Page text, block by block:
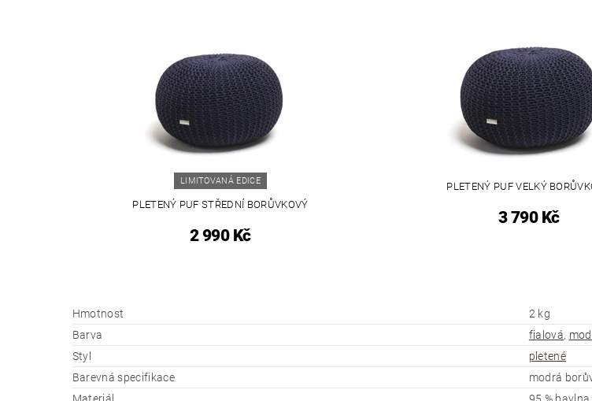
LIMITOVANÁ EDICE
PLETENÝ PUF STŘEDNÍ BORŮVKOVÝ
2 990 Kč
PLETENÝ PUF VELKÝ
3 790 Kč
Hmotnost
2 kg
Barva
fialová,
Styl
pletené
Barevná specifikace
modrá